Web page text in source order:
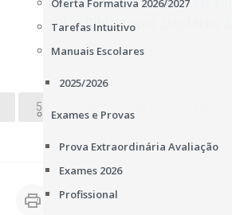
Oferta Formativa 2026/2027
Tarefas Intuitivo
Manuais Escolares
2025/2026
Exames e Provas
Prova Extraordinária Avaliação
Exames 2026
Profissional
das Bibliotecas Escolares
57